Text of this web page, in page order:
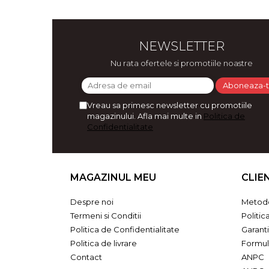
Ateliere - planse cu nisip coloratNEWSLETTER
Nu rata ofertele si promotiile noastre
Vreau sa primesc newsletter cu promotiile
magazinului. Afla mai multe in Politica de
Confidentialitate
MAGAZINUL MEU
Despre noi
Termeni si Conditii
Politica de Confidentialitate
Politica de livrare
Contact
ANPC